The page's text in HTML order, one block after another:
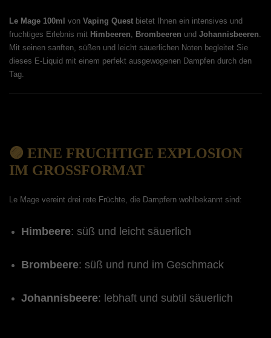
Le Mage 100ml von Vaping Quest bietet Ihnen ein intensives und
fruchtiges Erlebnis mit Himbeeren Brombeeren und Johannisbeeren
Mit seinen sanften, süßen und leicht säuerlichen Noten begleitet Sie
dieses E-Liquid mit einem perfekt ausgewogenen Dampfen durch den
Tag.
🟣 EINE FRUCHTIGE EXPLOSION
IM GROSSFORMAT
Le Mage vereint drei rote Früchte, die Dampfern wohlbekannt sind:
Himbeere: süß und leicht säuerlich
Brombeere: süß und rund im Geschmack
Johannisbeere: lebhaft und subtil säuerlich